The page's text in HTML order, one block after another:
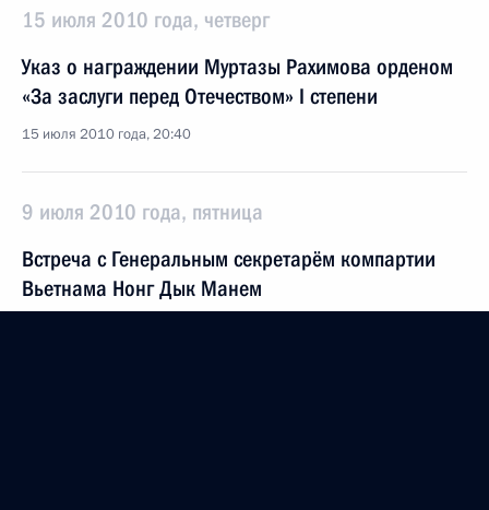
15 июля 2010 года, четверг
Указ о награждении Муртазы Рахимова орденом
«За заслуги перед Отечеством» I степени
15 июля 2010 года, 20:40
9 июля 2010 года, пятница
Встреча с Генеральным секретарём компартии
Вьетнама Нонг Дык Манем